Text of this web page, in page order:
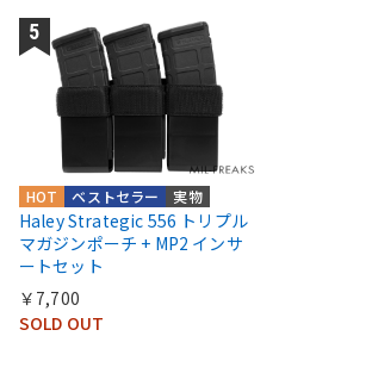
実物
ベストセラー
HOT
Haley Strategic 556 トリプル
マガジンポーチ + MP2 インサ
ートセット
￥7,700
SOLD OUT